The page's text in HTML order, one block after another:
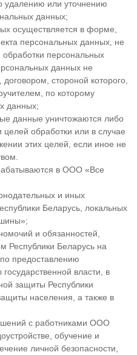
удалению или уточнению
данных;
осуществляется в форме,
персональных данных, не
персональных
данных не
стороной которого,
по которому
данных;
данные уничтожаются либо
обработки или в случае
этих целей, если иное не
в ООО «Все
и иных
Беларусь, локальных
и обязанностей,
Республики Беларусь на
предоставлению
власти, в
защиты Республики
населения, а также в
с работниками ООО
обучение и
личной безопасности,